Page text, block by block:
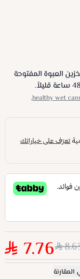
العبوة المفتوحة
healthy wet
7.76